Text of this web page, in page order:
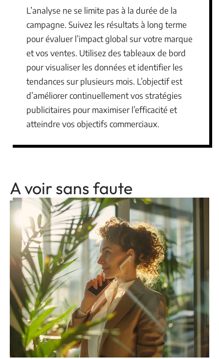
L’analyse ne se limite pas à la durée de la
campagne. Suivez les résultats à long terme
pour évaluer l’impact global sur votre marque
et vos ventes. Utilisez des tableaux de bord
pour visualiser les données et identifier les
tendances sur plusieurs mois. L’objectif est
d’améliorer continuellement vos stratégies
publicitaires pour maximiser l’efficacité et
atteindre vos objectifs commerciaux.
A voir sans faute